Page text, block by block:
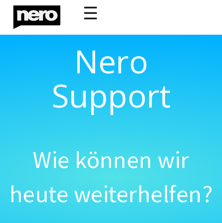
☰
Nero
Support
Wie können wir
heute weiterhelfen?